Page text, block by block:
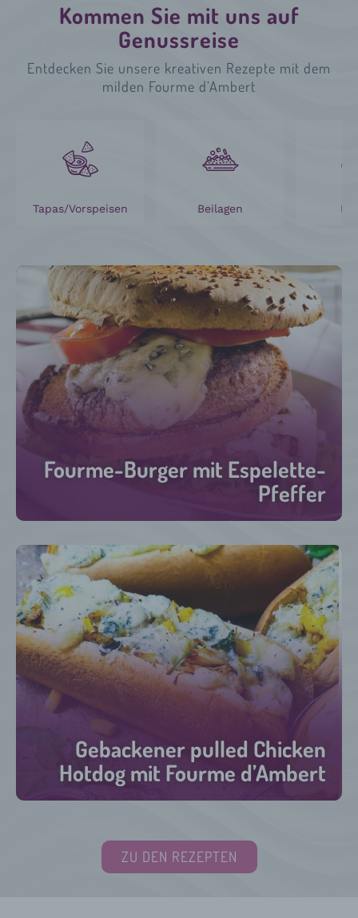
Kommen Sie mit uns auf
Genussreise
Entdecken Sie unsere kreativen Rezepte mit dem
milden Fourme d’Ambert
Tapas/Vorspeisen Beilagen
Fourme-Burger mit Espelette-
Pfeffer
Gebackener pulled Chicken
Hotdog mit Fourme d’Ambert
ZU DEN REZEPTEN